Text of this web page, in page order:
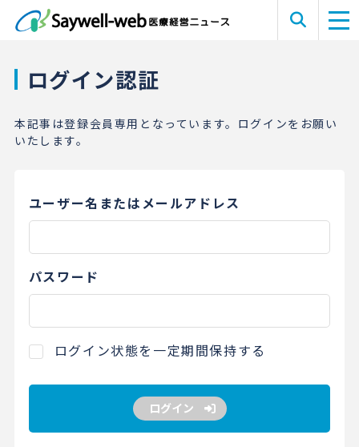
ログイン認証
本記事は登録会員専用となっています。ログインをお願い
いたします。
ユーザー名またはメールアドレス
パスワード
ログイン状態を一定期間保持する
ログイン